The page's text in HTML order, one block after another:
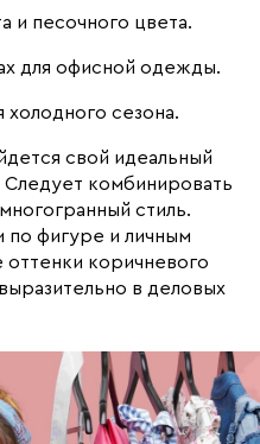
и песочного цвета.
для офисной одежды.
холодного сезона.
свой идеальный
комбинировать
стиль.
фигуре и личным
коричневого
в деловых